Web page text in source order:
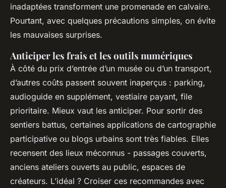
inadaptées transforment une promenade en calvaire.
Pourtant, avec quelques précautions simples, on évite
les mauvaises surprises.
Anticiper les frais et les outils numériques
À côté du prix d’entrée d’un musée ou d’un transport,
d’autres coûts passent souvent inaperçus : parking,
audioguide en supplément, vestiaire payant, file
prioritaire. Mieux vaut les anticiper. Pour sortir des
sentiers battus, certaines applications de cartographie
participative ou blogs urbains sont très fiables. Elles
recensent des lieux méconnus - passages couverts,
anciens ateliers ouverts au public, espaces de
créateurs. L’idéal ? Croiser ces recommandes avec